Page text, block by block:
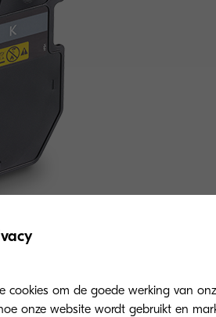
cookies om de goede werking van
onze website wordt gebruikt en